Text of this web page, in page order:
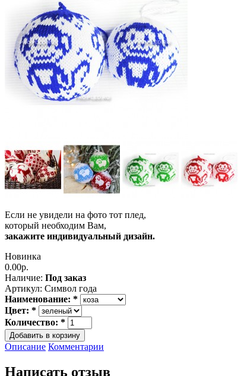
Если не увидели на фото тот плед,
который необходим Вам,
закажите индивидуальный дизайн.
Новинка
0.00р.
Наличие: Под заказ
Артикул: Символ года
Наименование: *
Цвет: *
Количество: *
Описание Комментарии
Написать отзыв